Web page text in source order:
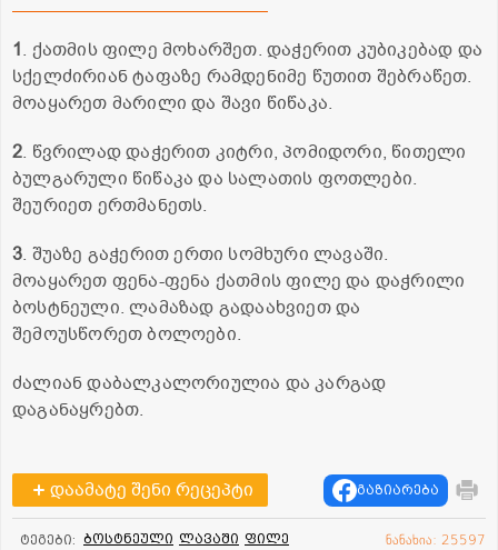
1. ქათმის ფილე მოხარშეთ. დაჭერით კუბიკებად და
სქელძირიან ტაფაზე რამდენიმე წუთით შებრაწეთ.
მოაყარეთ მარილი და შავი წიწაკა.
2. წვრილად დაჭერით კიტრი, პომიდორი, წითელი
ბულგარული წიწაკა და სალათის ფოთლები.
შეურიეთ ერთმანეთს.
3. შუაზე გაჭერით ერთი სომხური ლავაში.
მოაყარეთ ფენა-ფენა ქათმის ფილე და დაჭრილი
ბოსტნეული. ლამაზად გადაახვიეთ და
შემოუსწორეთ ბოლოები.
ძალიან დაბალკალორიულია და კარგად
დაგანაყრებთ.
დაამატე შენი რეცეპტი გაზიარება
ტეგები: ბოსტნეული ლავაში ფილე ნანახია: 25597